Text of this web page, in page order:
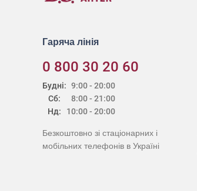
Гаряча лінія
0 800 30 20 60
Будні:
Сб:
Нд:
9:00 - 20:00
8:00 - 21:00
10:00 - 20:00
Безкоштовно зі стаціонарних і
мобільних телефонів в Україні